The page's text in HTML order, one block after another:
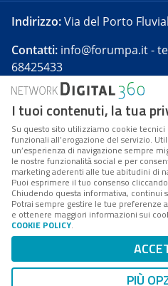
Indirizzo:Via del Porto
Contatti: info@forumpa.it-
68425433
Forumpa.itè una
presso Registro della
Reg. n. 182 del 2 maggio
FPA s.r.l. è società
Coordinamento da parte di
è un'azienda certificata per
Codice Fiscale/Partita IVA n.
n. 1249791.
Mappa
I tuoi contenuti, la tua
Su questo sito utilizziamo cookie tecnici
funzionali all’erogazione del servizio.
un’esperienza di navigazione sempre
le nostre funzionalità social e per
marketing aderenti alle tue abitudini di
Puoi esprimere il tuo consenso cliccando
Chiudendo questa informativa, continui
Potrai sempre gestire le tue preferenze
e ottenere maggiori informazioni sui
COOKIE POLICY.
PIÙ